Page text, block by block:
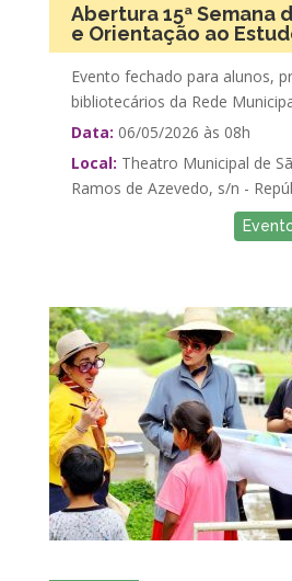
Abertura 15ª Semana
e Orientação ao
Evento fechado para alunos,
bibliotecários da Rede
Data: 06/05/2026 às 08h
Local: Theatro Municipal de
Ramos de Azevedo, s/n -